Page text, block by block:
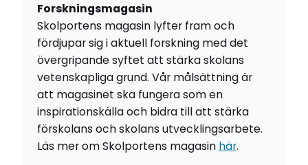
Forskningsmagasin
Skolportens magasin lyfter fram och
fördjupar sig i aktuell forskning med det
övergripande syftet att stärka skolans
vetenskapliga grund. Vår målsättning är
att magasinet ska fungera som en
inspirationskälla och bidra till att stärka
förskolans och skolans utvecklingsarbete.
Läs mer om Skolportens magasin här.